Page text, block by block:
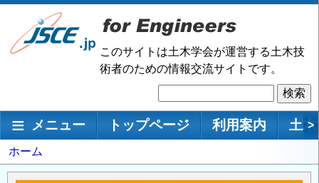
メ
ン
移
このサイトは土木学会が運営する土木技
術者のための情報交流サイトです。
索
メインナビゲーション
メニュー トップページ 利用案内 土 >
パ
ン
ホーム